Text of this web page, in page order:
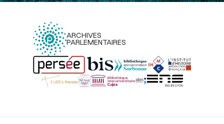
ARCHIVES
PARLEMENTAIRES
Menu